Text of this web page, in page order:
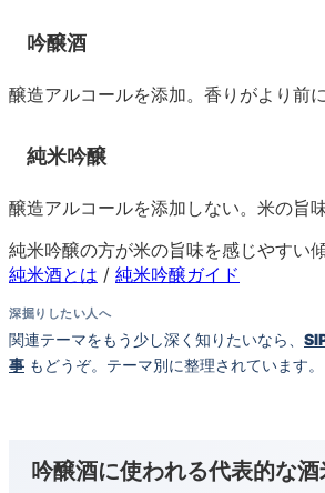
吟醸酒
醸造アルコールを添加。香りがより前
純米吟醸
醸造アルコールを添加しない。米の旨
純米吟醸の方が米の旨味を感じやすい
純米酒とは / 純米吟醸ガイド
深掘りしたい人へ
関連テーマをもう少し深く知りたいなら、
事 もどうぞ。テーマ別に整理されています。
吟醸酒に使われる代表的な酒